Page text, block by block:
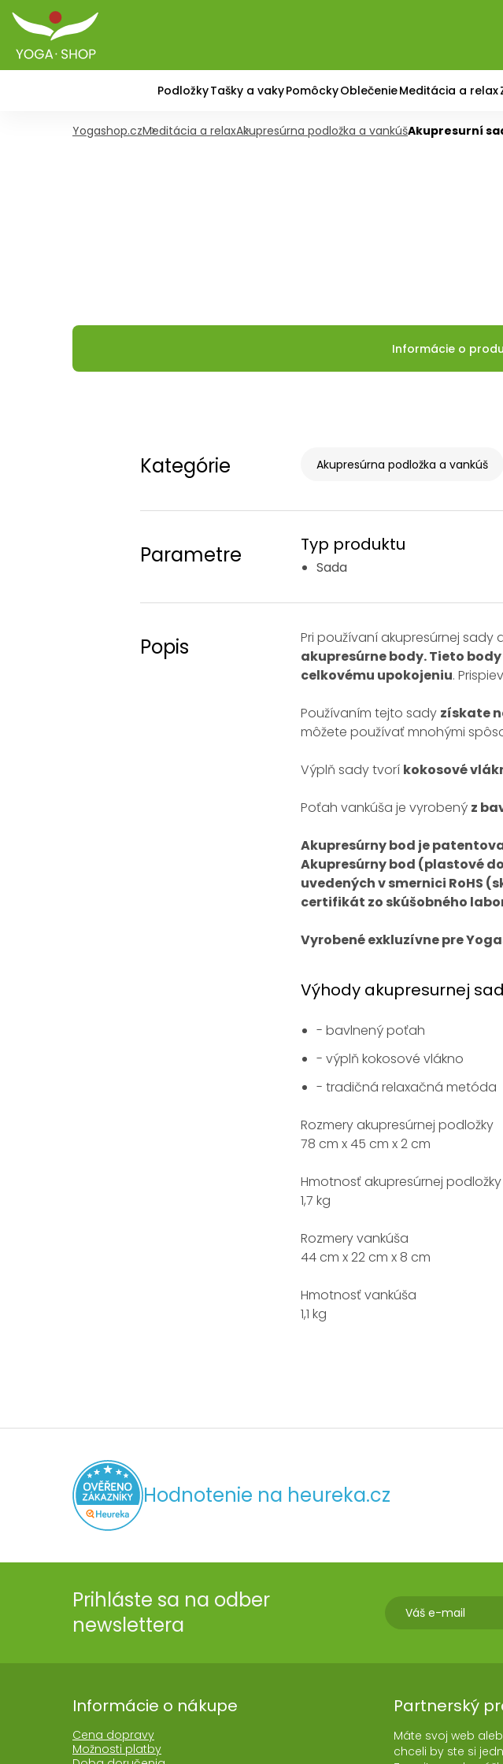
PodložkyTašky a vakyPomôckyOblečenieMeditácia a relax
Yogashop.czMeditácia a relaxAkupresúrna podložka a vankúšAkupresurní
Informácie o
Kategórie Akupresúrna podložka a vankúš
Parametre Typ produktu
Sada
Popis Pri používaní akupresúrnej sady
akupresúrne body. Tieto
celkovému upokojeniu.
Používaním tejto sady získate
môžete používať mnohými
Výplň sady tvorí kokosové
Poťah vankúša je vyrobený z
Akupresúrny bod je
Akupresúrny bod (plastové
uvedených v smernici RoHS
certifikát zo skúšobného
Vyrobené exkluzívne pre
Výhody akupresurnej
- bavlnený poťah
- výplň kokosové vlákno
- tradičná relaxačná metóda
Rozmery akupresúrnej podložky
78 cm x 45 cm x 2 cm
Hmotnosť akupresúrnej podložky
1,7 kg
Rozmery vankúša
44 cm x 22 cm x 8 cm
Hmotnosť vankúša
1,1 kg
Hodnotenie na heureka.cz
Prihláste sa na odber
newslettera
Informácie o nákupe
Cena dopravy
Možnosti platby
Partnerský
Máte svoj web
chceli by ste si